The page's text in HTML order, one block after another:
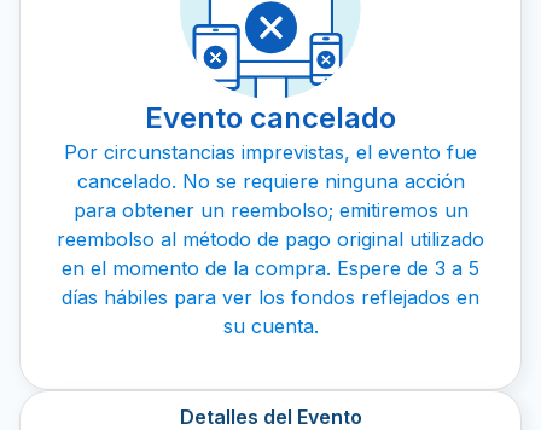
Evento cancelado
Por circunstancias imprevistas, el evento fue
cancelado. No se requiere ninguna acción
para obtener un reembolso; emitiremos un
reembolso al método de pago original utilizado
en el momento de la compra. Espere de 3 a 5
días hábiles para ver los fondos reflejados en
su cuenta.
Detalles del Evento